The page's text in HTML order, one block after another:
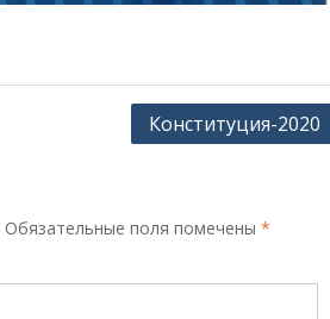
Конституция-2020
Обязательные поля помечены *